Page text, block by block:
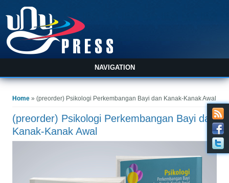
NAVIGATION
Home » (preorder) Psikologi Perkembangan Bayi dan Kanak-Kanak Awal
(preorder) Psikologi Perkembangan Bayi dan
Kanak-Kanak Awal